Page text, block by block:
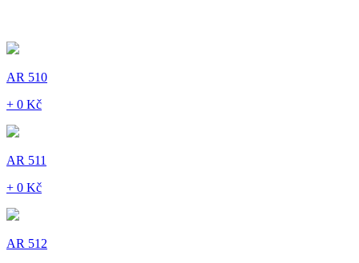
AR 510
+ 0 Kč
AR 511
+ 0 Kč
AR 512